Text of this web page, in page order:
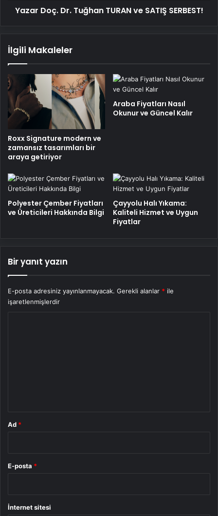
Yazar Doç. Dr. Tuğhan TURAN ve SATIŞ SERBEST!
İlgili Makaleler
Roxx Signature modern ve
zamansız tasarımları bir
araya getiriyor
Araba Fiyatları Nasıl
Okunur ve Güncel Kalır
Polyester Çember Fiyatları
ve Üreticileri Hakkında Bilgi
Çayyolu Halı Yıkama:
Kaliteli Hizmet ve Uygun
Fiyatlar
Bir yanıt yazın
E-posta adresiniz yayınlanmayacak. Gerekli alanlar * ile
işaretlenmişlerdir
Ad *
E-posta *
İnternet sitesi